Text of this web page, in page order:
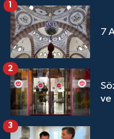
7
1
ve
2
3